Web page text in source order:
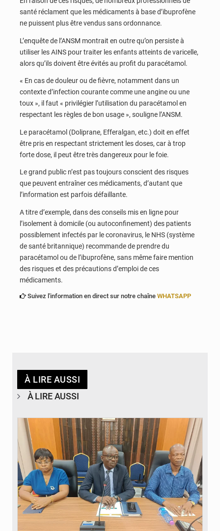
santé réclament que les médicaments à base d’ibuprofène
ne puissent plus être vendus sans ordonnance.
L’enquête de l’ANSM montrait en outre qu’on persiste à
utiliser les AINS pour traiter les enfants atteints de varicelle,
alors qu’ils doivent être évités au profit du paracétamol.
« En cas de douleur ou de fièvre, notamment dans un
contexte d’infection courante comme une angine ou une
toux », il faut « privilégier l’utilisation du paracétamol en
respectant les règles de bon usage », souligne l’ANSM.
Le paracétamol (Doliprane, Efferalgan, etc.) doit en effet
être pris en respectant strictement les doses, car à trop
forte dose, il peut être très dangereux pour le foie.
Le grand public n’est pas toujours conscient des risques
que peuvent entraîner ces médicaments, d’autant que
l’information est parfois défaillante.
A titre d’exemple, dans des conseils mis en ligne pour
l’isolement à domicile (ou autoconfinement) des patients
possiblement infectés par le coronavirus, le NHS (système
de santé britannique) recommande de prendre du
paracétamol ou de l’ibuprofène, sans même faire mention
des risques et des précautions d’emploi de ces
médicaments.
Suivez l'information en direct sur notre chaîne WHATSAPP
À LIRE AUSSI
À LIRE AUSSI